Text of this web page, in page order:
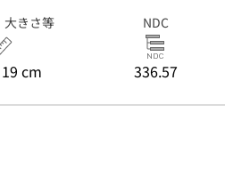
大きさ等
cm
NDC
336.57